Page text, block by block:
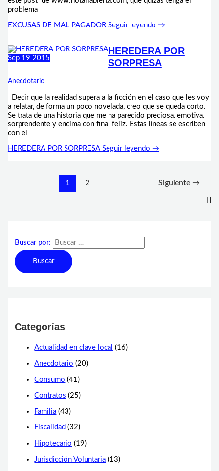
problema
EXCUSAS DE MAL PAGADORSeguir leyendo →
Sep 19 2015
HEREDERA POR
SORPRESA
Anecdotario
Decir que la realidad supera a la ficción en el caso que les voy
a relatar, de forma un poco novelada, creo que se queda corto.
Se trata de una historia que me ha parecido preciosa, emotiva,
sorprendente y encima con final feliz. Estas líneas se escriben
con el
HEREDERA POR SORPRESASeguir leyendo →
1 2 Siguiente →
Buscar por:
Categorías
Actualidad en clave local (16)
Anecdotario (20)
Consumo (41)
Contratos (25)
Familia (43)
Fiscalidad (32)
Hipotecario (19)
Jurisdicción Voluntaria (13)